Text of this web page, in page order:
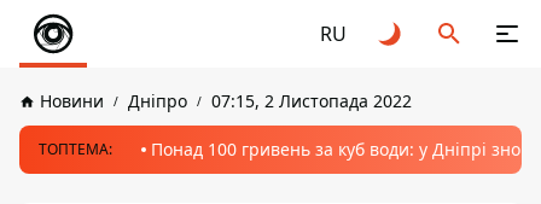
RU
Новини Дніпро 07:15, 2 Листопада 2022
ТОПТЕМА: Понад 100 гривень за куб води: у Дніпрі